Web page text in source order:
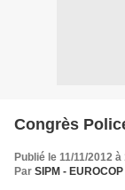
Congrès
Publié le 11/11/2012 à
Par SIPM - EUROCOP